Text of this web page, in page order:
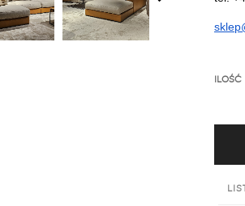
ILOŚĆ